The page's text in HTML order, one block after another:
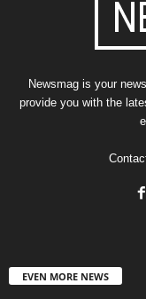
Newsmag is your
provide you with the
EVEN MORE NEWS